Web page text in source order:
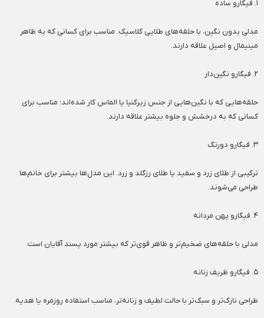
۱. فیگارو ساده
مدلی بدون نگین، با حلقه‌های طلایی کلاسیک. مناسب برای کسانی که به ظاهر
مینیمال و اصیل علاقه دارند.
۲. فیگارو نگین‌دار
حلقه‌هایی که با نگین‌هایی از جنس زیرکنیا یا الماس کار شده‌اند؛ مناسب برای
کسانی که به درخشش و جلوه بیشتر علاقه دارند.
۳. فیگارو دورنگ
ترکیبی از طلای زرد و سفید یا طلای رزگلد و زرد. این مدل‌ها بیشتر برای خانم‌ها
طراحی می‌شوند.
۴. فیگارو پهن مردانه
مدلی با حلقه‌های ضخیم‌تر و ظاهر قوی‌تر که بیشتر مورد پسند آقایان است.
۵. فیگارو ظریف زنانه
طراحی نازک‌تر و سبک‌تر با حالت لطیف و زنانه‌تر، مناسب استفاده روزمره یا هدیه.